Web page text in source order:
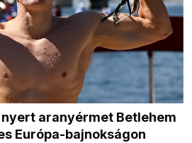
aranyérmet Betlehem
Európa-bajnokságon